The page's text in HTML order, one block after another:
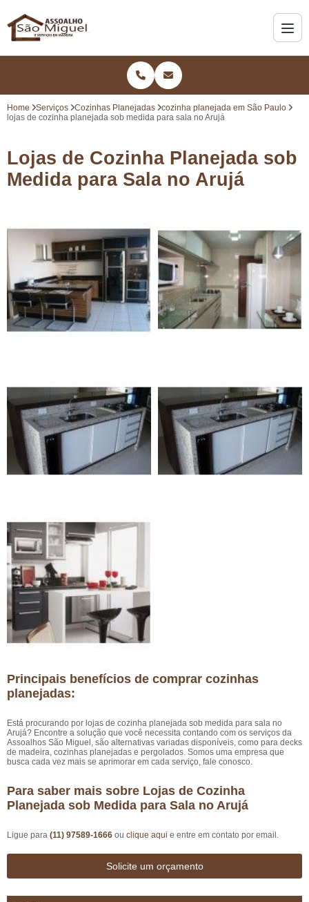
Home Serviços Cozinhas Planejadas
cozinha planejada em São Paulo
lojas de cozinha planejada sob medida para sala no Arujá
Lojas de Cozinha Planejada sob
Medida para Sala no Arujá
Principais benefícios de comprar cozinhas
planejadas:
Está procurando por lojas de cozinha planejada sob medida para sala no
Arujá? Encontre a solução que você necessita contando com os serviços da
Assoalhos São Miguel, são alternativas variadas disponíveis, como para decks
de madeira, cozinhas planejadas e pergolados. Somos uma empresa que
busca cada vez mais se aprimorar em cada serviço, fale conosco.
Para saber mais sobre Lojas de Cozinha
Planejada sob Medida para Sala no Arujá
Ligue para (11) 97589-1666 ou clique aqui e entre em contato por email.
Solicite um orçamento